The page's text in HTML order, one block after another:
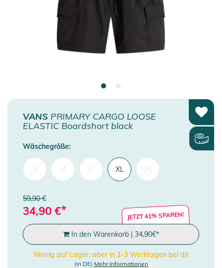
VANS PRIMARY CARGO LOOSE
ELASTIC Boardshort black
Wäschegröße:
XL
59,90 €
34,90 €* JETZT 41% SPAREN!
In den Warenkorb | 34,90€*
Wenig auf Lager, aber in 1-3 Werktagen bei dir
(in DE) Mehr Informationen